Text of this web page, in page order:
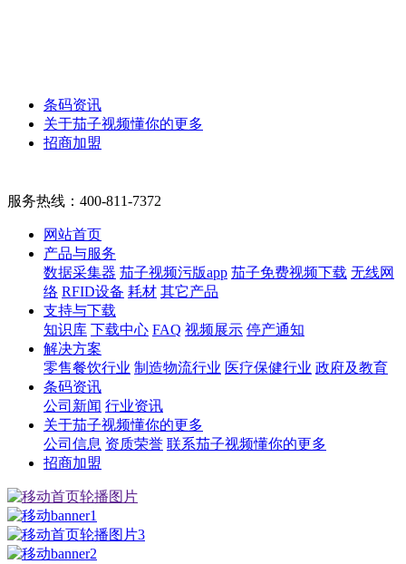
条码资讯
关于茄子视频懂你的更多
招商加盟
服务热线： 400-811-7372
网站首页
产品与服务
数据采集器 茄子视频污版app 茄子免费视频下载 无线网
络 RFID设备 耗材 其它产品
支持与下载
知识库 下载中心 FAQ 视频展示 停产通知
解决方案
零售餐饮行业 制造物流行业 医疗保健行业 政府及教育
条码资讯
公司新闻 行业资讯
关于茄子视频懂你的更多
公司信息 资质荣誉 联系茄子视频懂你的更多
招商加盟